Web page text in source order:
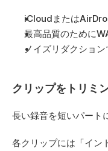
iCloudまたは
最高品質のために
ノイズリダクショ
クリップをトリミ
長い録音を短いパート
各クリップには「イン